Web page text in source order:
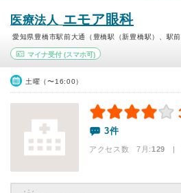
医療法人 エモア眼科
愛知県豊橋市駅前大通（豊橋駅（新豊橋駅）、駅前
マイナ受付 (スマホ可)
土曜（〜16:00）
3件
アクセス数 7月:129 |